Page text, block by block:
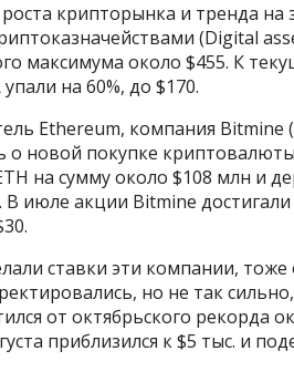
крипторынка и тренда на
(Digital
максимума около $455. К
на 60%, до $170.
Ethereum, компания Bitmine
о новой покупке
на сумму около $108 млн и
июле акции Bitmine
ставки эти компании, тоже
но не так
от октябрьского рекорда
приблизился к $5 тыс. и